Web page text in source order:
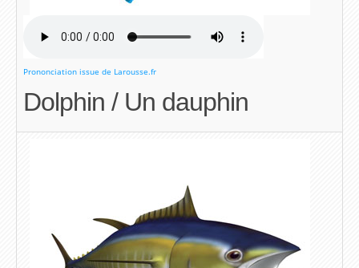
Prononciation issue de Larousse.fr
Dolphin / Un dauphin